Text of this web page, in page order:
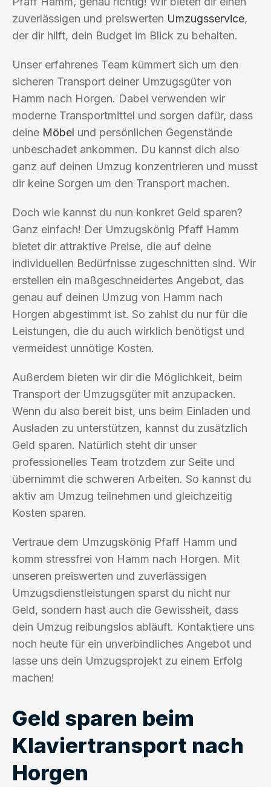
zuverlässigen und preiswerten Umzugsservice,
der dir hilft, dein Budget im Blick zu behalten.
Unser erfahrenes Team kümmert sich um den
sicheren Transport deiner Umzugsgüter von
Hamm nach Horgen. Dabei verwenden wir
moderne Transportmittel und sorgen dafür, dass
deine Möbel und persönlichen Gegenstände
unbeschadet ankommen. Du kannst dich also
ganz auf deinen Umzug konzentrieren und musst
dir keine Sorgen um den Transport machen.
Doch wie kannst du nun konkret Geld sparen?
Ganz einfach! Der Umzugskönig Pfaff Hamm
bietet dir attraktive Preise, die auf deine
individuellen Bedürfnisse zugeschnitten sind. Wir
erstellen ein maßgeschneidertes Angebot, das
genau auf deinen Umzug von Hamm nach
Horgen abgestimmt ist. So zahlst du nur für die
Leistungen, die du auch wirklich benötigst und
vermeidest unnötige Kosten.
Außerdem bieten wir dir die Möglichkeit, beim
Transport der Umzugsgüter mit anzupacken.
Wenn du also bereit bist, uns beim Einladen und
Ausladen zu unterstützen, kannst du zusätzlich
Geld sparen. Natürlich steht dir unser
professionelles Team trotzdem zur Seite und
übernimmt die schweren Arbeiten. So kannst du
aktiv am Umzug teilnehmen und gleichzeitig
Kosten sparen.
Vertraue dem Umzugskönig Pfaff Hamm und
komm stressfrei von Hamm nach Horgen. Mit
unseren preiswerten und zuverlässigen
Umzugsdienstleistungen sparst du nicht nur
Geld, sondern hast auch die Gewissheit, dass
dein Umzug reibungslos abläuft. Kontaktiere uns
noch heute für ein unverbindliches Angebot und
lasse uns dein Umzugsprojekt zu einem Erfolg
machen!
Geld sparen beim
Klaviertransport nach
Horgen